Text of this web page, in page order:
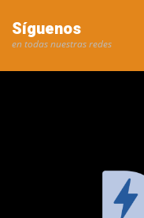
Síguenos
en todas nuestras redes